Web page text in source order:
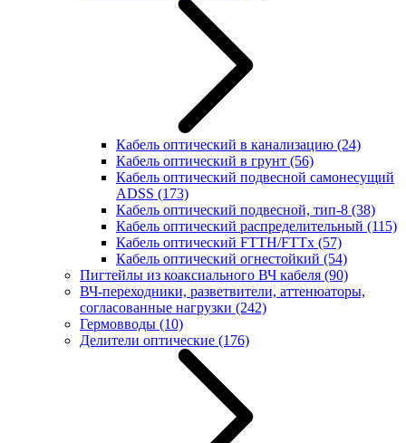
Кабель оптический в канализацию (24)
Кабель оптический в грунт (56)
Кабель оптический подвесной самонесущий
ADSS (173)
Кабель оптический подвесной, тип-8 (38)
Кабель оптический распределительный (115)
Кабель оптический FTTH/FTTx (57)
Кабель оптический огнестойкий (54)
Пигтейлы из коаксиального ВЧ кабеля (90)
ВЧ-переходники, разветвители, аттенюаторы,
согласованные нагрузки (242)
Гермовводы (10)
Делители оптические (176)